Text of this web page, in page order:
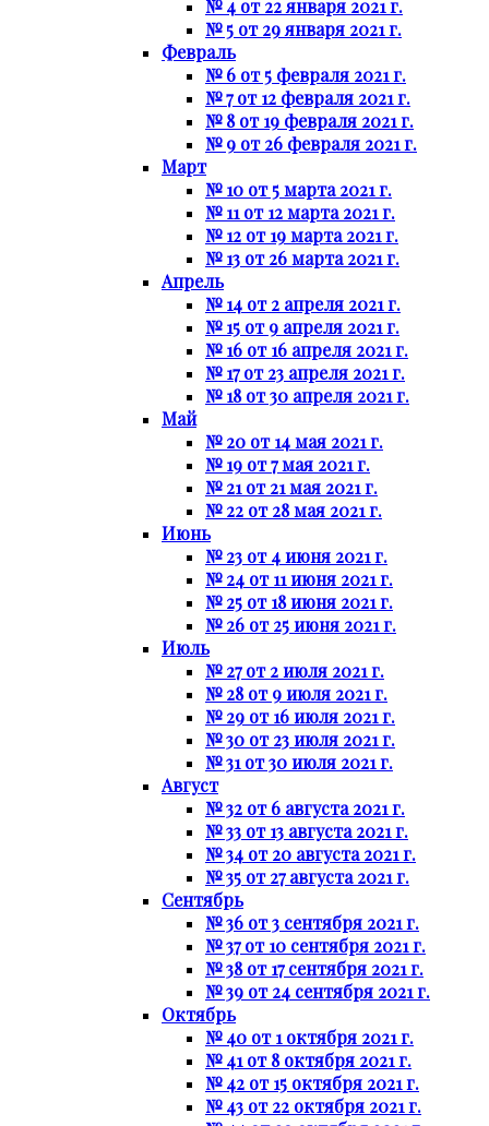
№ 4 от 22 января 2021 г.
№ 5 от 29 января 2021 г.
Февраль
№ 6 от 5 февраля 2021 г.
№ 7 от 12 февраля 2021 г.
№ 8 от 19 февраля 2021 г.
№ 9 от 26 февраля 2021 г.
Март
№ 10 от 5 марта 2021 г.
№ 11 от 12 марта 2021 г.
№ 12 от 19 марта 2021 г.
№ 13 от 26 марта 2021 г.
Апрель
№ 14 от 2 апреля 2021 г.
№ 15 от 9 апреля 2021 г.
№ 16 от 16 апреля 2021 г.
№ 17 от 23 апреля 2021 г.
№ 18 от 30 апреля 2021 г.
Май
№ 20 от 14 мая 2021 г.
№ 19 от 7 мая 2021 г.
№ 21 от 21 мая 2021 г.
№ 22 от 28 мая 2021 г.
Июнь
№ 23 от 4 июня 2021 г.
№ 24 от 11 июня 2021 г.
№ 25 от 18 июня 2021 г.
№ 26 от 25 июня 2021 г.
Июль
№ 27 от 2 июля 2021 г.
№ 28 от 9 июля 2021 г.
№ 29 от 16 июля 2021 г.
№ 30 от 23 июля 2021 г.
№ 31 от 30 июля 2021 г.
Август
№ 32 от 6 августа 2021 г.
№ 33 от 13 августа 2021 г.
№ 34 от 20 августа 2021 г.
№ 35 от 27 августа 2021 г.
Сентябрь
№ 36 от 3 сентября 2021 г.
№ 37 от 10 сентября 2021 г.
№ 38 от 17 сентября 2021 г.
№ 39 от 24 сентября 2021 г.
Октябрь
№ 40 от 1 октября 2021 г.
№ 41 от 8 октября 2021 г.
№ 42 от 15 октября 2021 г.
№ 43 от 22 октября 2021 г.